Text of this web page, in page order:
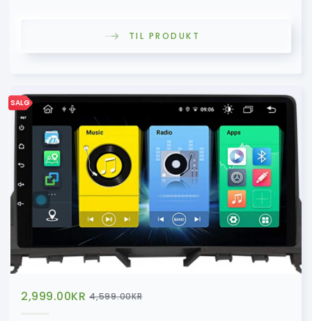
TIL PRODUKT
SALG
2,999.00KR 4,599.00KR